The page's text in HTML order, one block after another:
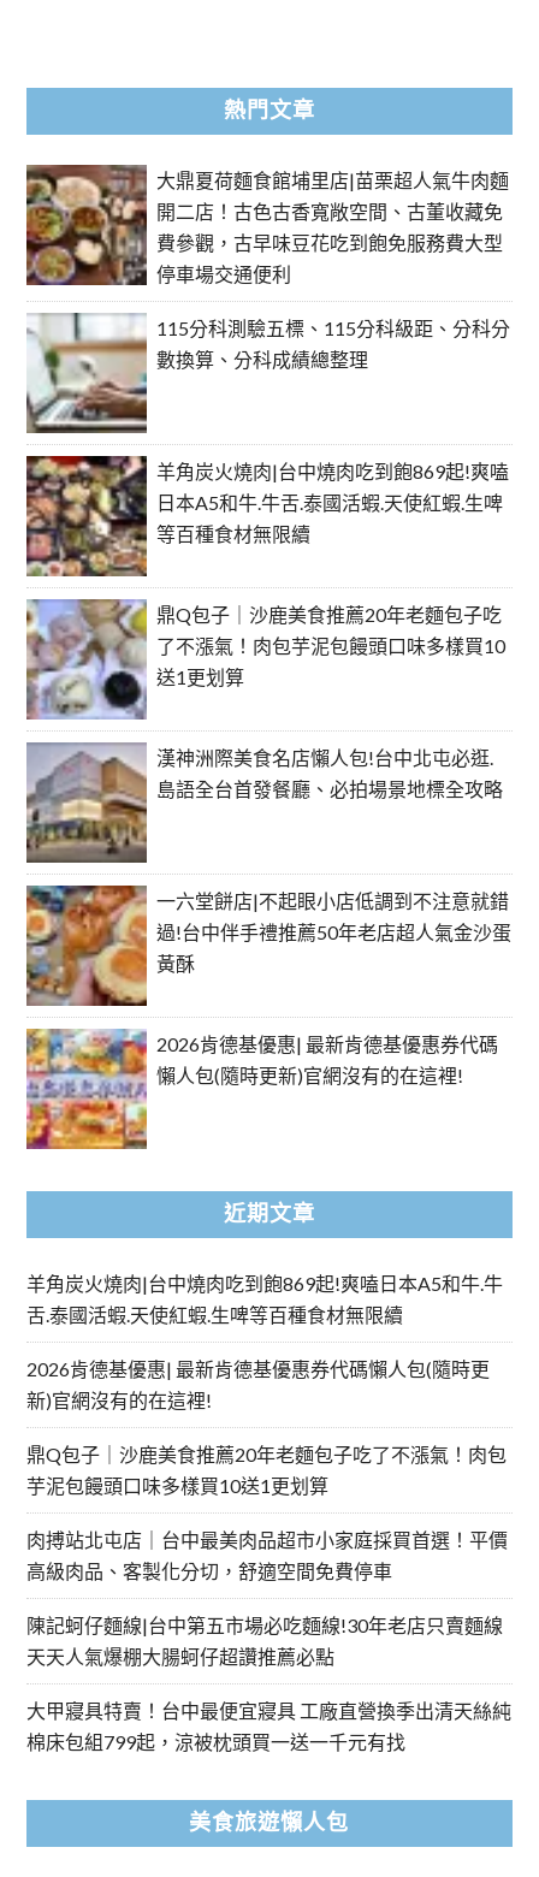
熱門文章
大鼎夏荷麵食館埔里店|苗栗超人氣牛肉麵
開二店！古色古香寬敞空間、古董收藏免
費參觀，古早味豆花吃到飽免服務費大型
停車場交通便利
115分科測驗五標、115分科級距、分科分
數換算、分科成績總整理
羊角炭火燒肉|台中燒肉吃到飽869起!爽嗑
日本A5和牛.牛舌.泰國活蝦.天使紅蝦.生啤
等百種食材無限續
鼎Q包子｜沙鹿美食推薦20年老麵包子吃
了不漲氣！肉包芋泥包饅頭口味多樣買10
送1更划算
漢神洲際美食名店懶人包!台中北屯必逛.
島語全台首發餐廳、必拍場景地標全攻略
一六堂餅店|不起眼小店低調到不注意就錯
過!台中伴手禮推薦50年老店超人氣金沙蛋
黃酥
2026肯德基優惠| 最新肯德基優惠券代碼
懶人包(隨時更新)官網沒有的在這裡!
近期文章
羊角炭火燒肉|台中燒肉吃到飽869起!爽嗑日本A5和牛.牛
舌.泰國活蝦.天使紅蝦.生啤等百種食材無限續
2026肯德基優惠| 最新肯德基優惠券代碼懶人包(隨時更
新)官網沒有的在這裡!
鼎Q包子｜沙鹿美食推薦20年老麵包子吃了不漲氣！肉包
芋泥包饅頭口味多樣買10送1更划算
肉搏站北屯店｜台中最美肉品超市小家庭採買首選！平價
高級肉品、客製化分切，舒適空間免費停車
陳記蚵仔麵線|台中第五市場必吃麵線!30年老店只賣麵線
天天人氣爆棚大腸蚵仔超讚推薦必點
大甲寢具特賣！台中最便宜寢具 工廠直營換季出清天絲純
棉床包組799起，涼被枕頭買一送一千元有找
美食旅遊懶人包